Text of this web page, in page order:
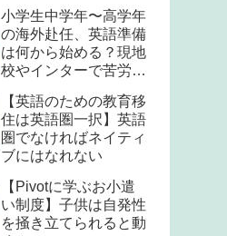
小学生中学年〜高学年
の海外赴任、英語準備
は何から始める？現地
校やインターで苦労し
【英語のための教育移
住は英語圏一択】英語
圏でなければネイティ
ブにはなれない
【Pivotに学ぶお小遣
い制度】子供は自発性
を掻き立てられると動